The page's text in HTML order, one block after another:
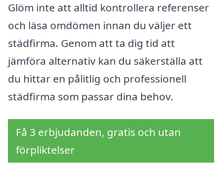
Glöm inte att alltid kontrollera referenser
och läsa omdömen innan du väljer ett
städfirma. Genom att ta dig tid att
jämföra alternativ kan du säkerställa att
du hittar en pålitlig och professionell
städfirma som passar dina behov.
Få 3 erbjudanden, gratis och utan
förpliktelser